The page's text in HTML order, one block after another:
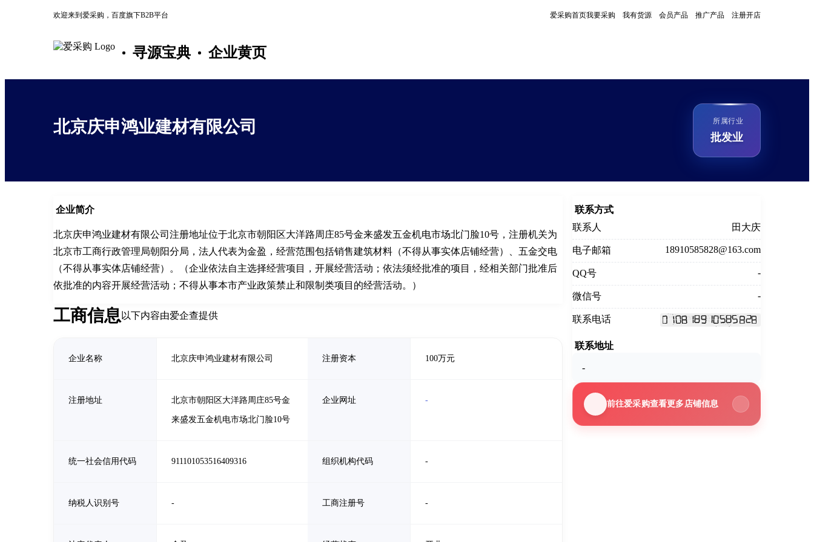
欢迎来到爱采购，百度旗下B2B平台 爱采购首页我要采购 我有货源 会员产品 推广产品 注册开店
寻源宝典 企业黄页
北京庆申鸿业建材有限公司 所属行业
批发业
企业简介
北京庆申鸿业建材有限公司注册地址位于北京市朝阳区大洋路周庄85号金来盛发五金机电市场北门脸10号，注册机关为
北京市工商行政管理局朝阳分局，法人代表为金盈，经营范围包括销售建筑材料（不得从事实体店铺经营）、五金交电
（不得从事实体店铺经营）。（企业依法自主选择经营项目，开展经营活动；依法须经批准的项目，经相关部门批准后
依批准的内容开展经营活动；不得从事本市产业政策禁止和限制类项目的经营活动。）
工商信息以下内容由爱企查提供
企业名称 北京庆申鸿业建材有限公司 注册资本 100万元
注册地址 北京市朝阳区大洋路周庄85号金
来盛发五金机电市场北门脸10号
企业网址 -
统一社会信用代码 911101053516409316 组织机构代码 -
纳税人识别号 - 工商注册号 -
联系方式
联系人
田大庆
电子邮箱 18910585828@163.com
QQ号 -
微信号 -
联系电话
联系地址
-
前往爱采购查看更多店铺信息